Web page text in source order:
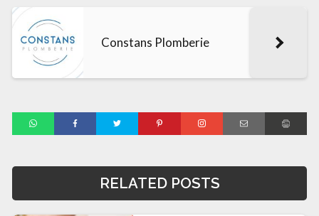
Constans Plomberie
RELATED POSTS